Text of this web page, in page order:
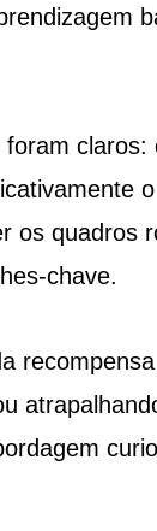
claros:
os quadros
chave.